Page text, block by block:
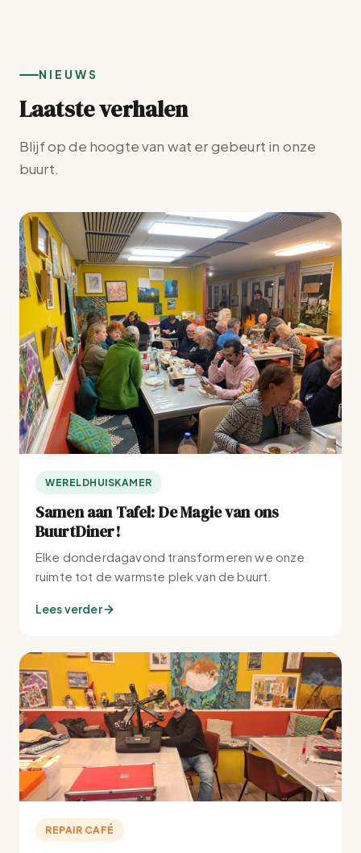
NIEUWS
Laatste verhalen
Blijf op de hoogte van wat er gebeurt in onze
buurt.
WERELDHUISKAMER
Samen aan Tafel: De Magie van ons
BuurtDiner!
Elke donderdagavond transformeren we onze
ruimte tot de warmste plek van de buurt.
Lees verder
REPAIR CAFÉ